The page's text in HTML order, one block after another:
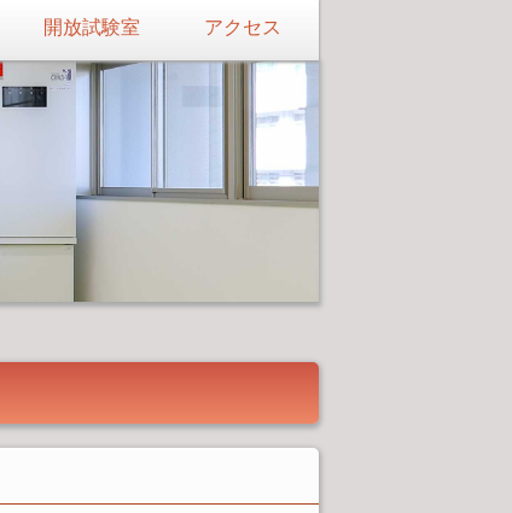
開放試験室 アクセス